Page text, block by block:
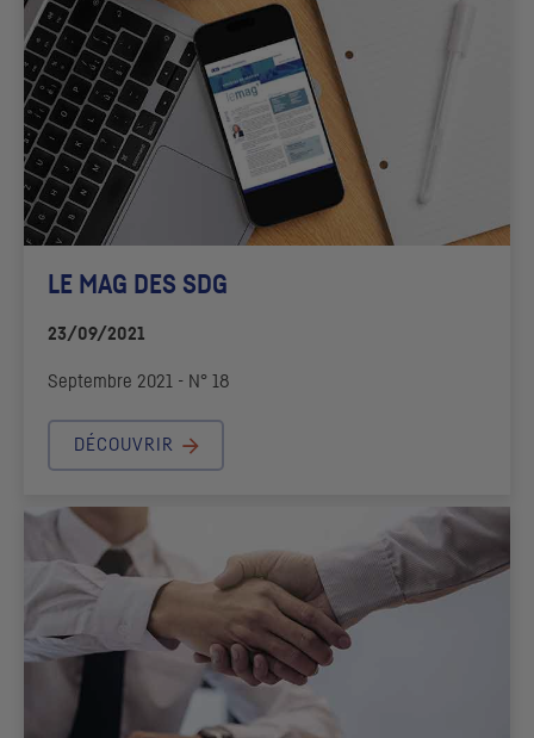
LE MAG DES SDG
23/09/2021
Septembre 2021 - N° 18
DÉCOUVRIR